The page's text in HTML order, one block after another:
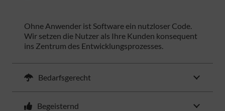
Ohne Anwender ist Software ein nutzloser Code.
Wir setzen die Nutzer als Ihre Kunden konsequent
ins Zentrum des Entwicklungsprozesses.
Bedarfsgerecht
Begeisternd